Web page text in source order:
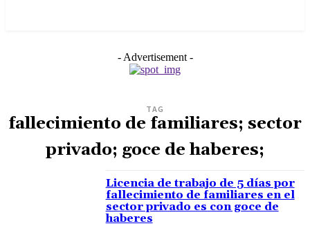
- Advertisement -
TAG
fallecimiento de familiares; sector
privado; goce de haberes;
Licencia de trabajo de 5 días por
fallecimiento de familiares en el
sector privado es con goce de
haberes